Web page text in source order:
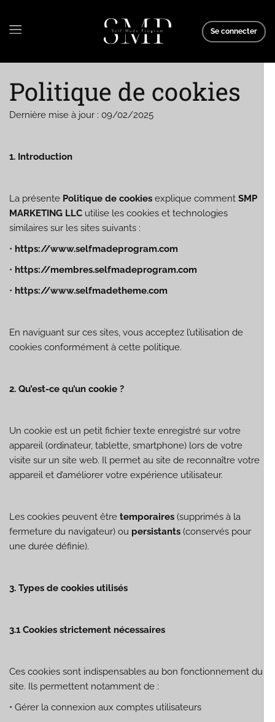
au
contenu
Se connecter
Politique de cookies
Dernière mise à jour : 09/02/2025
1. Introduction
La présente Politique de cookies explique comment SMP
MARKETING LLC utilise les cookies et technologies
similaires sur les sites suivants :
• https://www.selfmadeprogram.com
• https://membres.selfmadeprogram.com
• https://www.selfmadetheme.com
En naviguant sur ces sites, vous acceptez l’utilisation de
cookies conformément à cette politique.
2. Qu’est-ce qu’un cookie ?
Un cookie est un petit fichier texte enregistré sur votre
appareil (ordinateur, tablette, smartphone) lors de votre
visite sur un site web. Il permet au site de reconnaître votre
appareil et d’améliorer votre expérience utilisateur.
Les cookies peuvent être temporaires (supprimés à la
fermeture du navigateur) ou persistants (conservés pour
une durée définie).
3. Types de cookies utilisés
3.1 Cookies strictement nécessaires
Ces cookies sont indispensables au bon fonctionnement du
site. Ils permettent notamment de :
• Gérer la connexion aux comptes utilisateurs